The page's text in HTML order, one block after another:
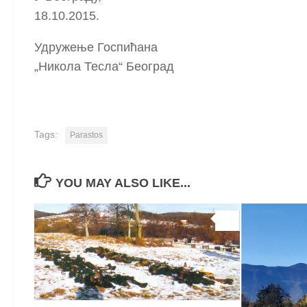
18.10.2015.
Удружење Госпићана
„Никола Тесла“ Београд
Tags: Parastos
YOU MAY ALSO LIKE...